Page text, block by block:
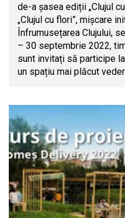
de-a șasea ediții „Clujul
„Clujul cu flori”, mișcare
Înfrumusețarea Clujului,
– 30 septembrie 2022,
sunt invitați să participe
un spațiu mai plăcut